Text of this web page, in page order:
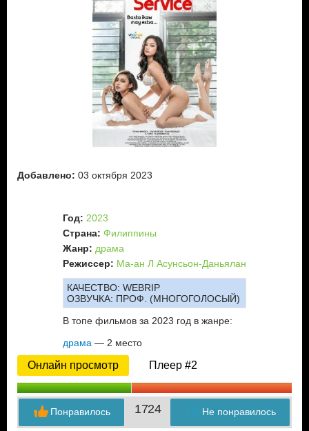
Добавлено: 03 октября 2023
Год: 2023
Страна: Филиппины
Жанр: драма
Режиссер: Ма-ан Л Асунсьон-Даньялан
КАЧЕСТВО: WEBRIP
ОЗВУЧКА: ПРОФ. (МНОГОГОЛОСЫЙ)
В топе фильмов за 2023 год в жанре:
драма — 2 место
Онлайн просмотр Плеер #2
1724 Не понравилось
Понравилось